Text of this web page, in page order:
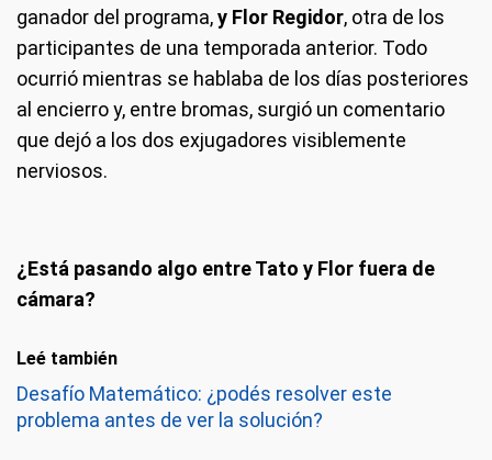
ganador del programa,y Flor Regidor, otra de los
participantes de una temporada anterior. Todo
ocurrió mientras se hablaba de los días posteriores
al encierro y, entre bromas, surgió un comentario
que dejó a los dos exjugadores visiblemente
nerviosos.
¿Está pasando algo entre Tato y Flor fuera de
cámara?
Leé también
Desafío Matemático: ¿podés resolver este
problema antes de ver la solución?